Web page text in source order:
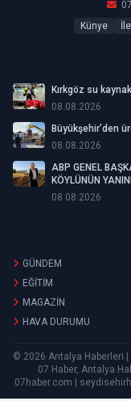
Künye
Kırkgöz su
08.08.2026
Büyükşehir’den
08.08.2026
ABP GENEL
KÖYLÜNÜN
08.08.2026
GÜNDEM
EĞİTİM
MAGAZİN
HAVA DURUMU
© 2026 Antalya Haberleri
07 Haber, Antalya
07haber.com |